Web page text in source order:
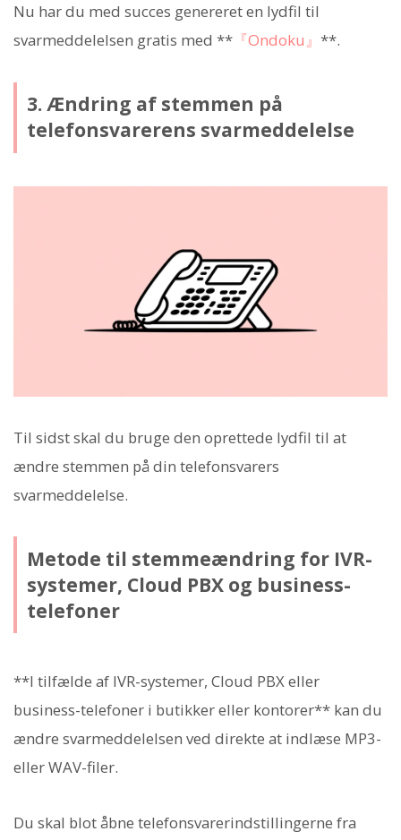
Nu har du med succes genereret en lydfil til
svarmeddelelsen gratis med ** 『Ondoku』 **.
3. Ændring af stemmen på
telefonsvarerens svarmeddelelse
Til sidst skal du bruge den oprettede lydfil til at
ændre stemmen på din telefonsvarers
svarmeddelelse.
Metode til stemmeændring for IVR-
systemer, Cloud PBX og business-
telefoner
**I tilfælde af IVR-systemer, Cloud PBX eller
business-telefoner i butikker eller kontorer** kan du
ændre svarmeddelelsen ved direkte at indlæse MP3-
eller WAV-filer.
Du skal blot åbne telefonsvarerindstillingerne fra